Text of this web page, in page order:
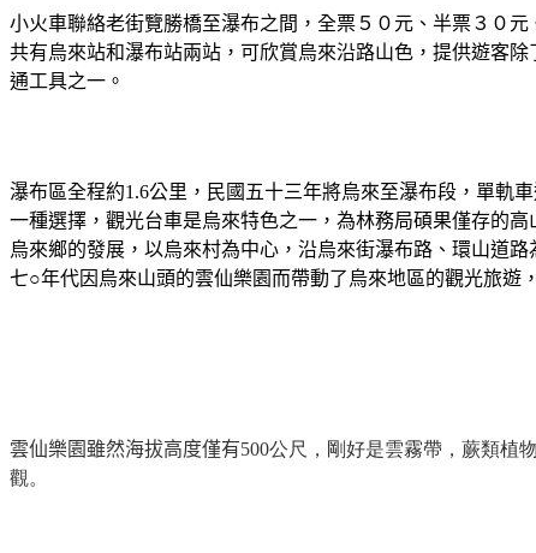
小火車聯絡老街覽勝橋至瀑布之間，全票５０元、半票３０元
共有烏來站和瀑布站兩站，可欣賞烏來沿路山色，提供遊客
通工具之一。
瀑布區全程約1.6公里 ，民國五十三年將烏來至瀑布段，單軌
一種選擇，觀光台車是烏來特色之一，為林務局碩果僅存的
烏來鄉的發展，以烏來村為中心，沿烏來街瀑布路、環山道路
七○年代因烏來山頭的雲仙樂園而帶動了烏來地區的觀光旅遊
雲仙樂園雖然海拔高度僅有500公尺，剛好是雲霧帶，蕨類植
觀。